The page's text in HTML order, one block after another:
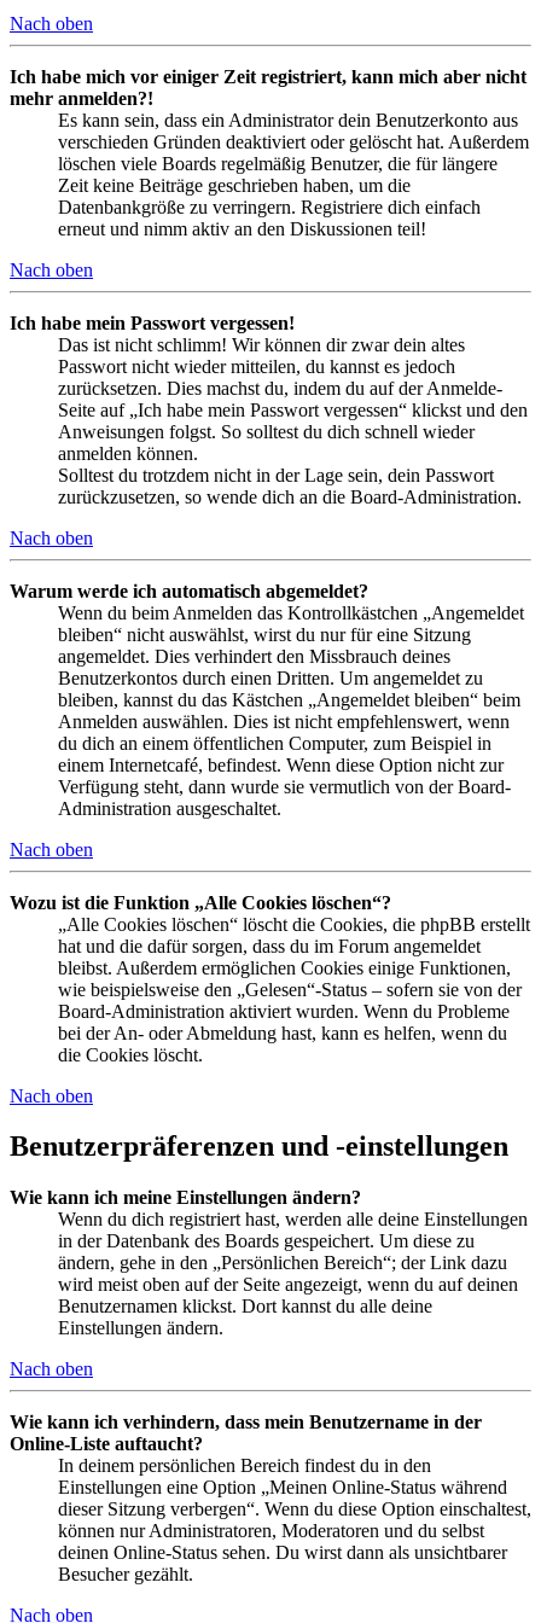
Nach oben
Ich habe mich vor einiger Zeit registriert, kann mich aber nicht
mehr anmelden?!
Es kann sein, dass ein Administrator dein Benutzerkonto aus
verschieden Gründen deaktiviert oder gelöscht hat. Außerdem
löschen viele Boards regelmäßig Benutzer, die für längere
Zeit keine Beiträge geschrieben haben, um die
Datenbankgröße zu verringern. Registriere dich einfach
erneut und nimm aktiv an den Diskussionen teil!
Nach oben
Ich habe mein Passwort vergessen!
Das ist nicht schlimm! Wir können dir zwar dein altes
Passwort nicht wieder mitteilen, du kannst es jedoch
zurücksetzen. Dies machst du, indem du auf der Anmelde-
Seite auf „Ich habe mein Passwort vergessen“ klickst und den
Anweisungen folgst. So solltest du dich schnell wieder
anmelden können.
Solltest du trotzdem nicht in der Lage sein, dein Passwort
zurückzusetzen, so wende dich an die Board-Administration.
Nach oben
Warum werde ich automatisch abgemeldet?
Wenn du beim Anmelden das Kontrollkästchen „Angemeldet
bleiben“ nicht auswählst, wirst du nur für eine Sitzung
angemeldet. Dies verhindert den Missbrauch deines
Benutzerkontos durch einen Dritten. Um angemeldet zu
bleiben, kannst du das Kästchen „Angemeldet bleiben“ beim
Anmelden auswählen. Dies ist nicht empfehlenswert, wenn
du dich an einem öffentlichen Computer, zum Beispiel in
einem Internetcafé, befindest. Wenn diese Option nicht zur
Verfügung steht, dann wurde sie vermutlich von der Board-
Administration ausgeschaltet.
Nach oben
Wozu ist die Funktion „Alle Cookies löschen“?
„Alle Cookies löschen“ löscht die Cookies, die phpBB erstellt
hat und die dafür sorgen, dass du im Forum angemeldet
bleibst. Außerdem ermöglichen Cookies einige Funktionen,
wie beispielsweise den „Gelesen“-Status – sofern sie von der
Board-Administration aktiviert wurden. Wenn du Probleme
bei der An- oder Abmeldung hast, kann es helfen, wenn du
die Cookies löscht.
Nach oben
Benutzerpräferenzen und -einstellungen
Wie kann ich meine Einstellungen ändern?
Wenn du dich registriert hast, werden alle deine Einstellungen
in der Datenbank des Boards gespeichert. Um diese zu
ändern, gehe in den „Persönlichen Bereich“; der Link dazu
wird meist oben auf der Seite angezeigt, wenn du auf deinen
Benutzernamen klickst. Dort kannst du alle deine
Einstellungen ändern.
Nach oben
Wie kann ich verhindern, dass mein Benutzername in der
Online-Liste auftaucht?
In deinem persönlichen Bereich findest du in den
Einstellungen eine Option „Meinen Online-Status während
dieser Sitzung verbergen“. Wenn du diese Option einschaltest,
können nur Administratoren, Moderatoren und du selbst
deinen Online-Status sehen. Du wirst dann als unsichtbarer
Besucher gezählt.
Nach oben